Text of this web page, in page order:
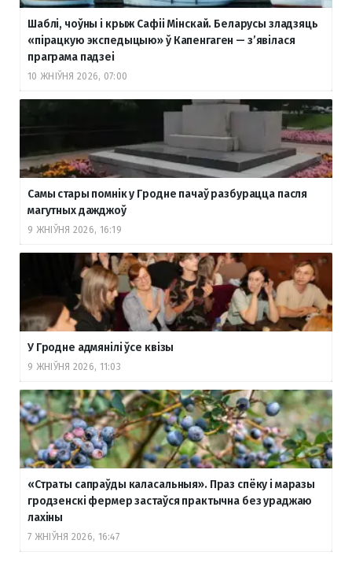
Шаблі, чоўны і крыж Сафіі Мінскай. Беларусы зладзяць
«пірацкую экспедыцыю» ў Капенгаген — з’явілася
праграма падзеі
10 ЖНІЎНЯ 2026, 07:00
Самы стары помнік у Гродне пачаў разбурацца пасля
магутных дажджоў
9 ЖНІЎНЯ 2026, 16:19
У Гродне адмянілі ўсе квізы
9 ЖНІЎНЯ 2026, 11:03
«Страты сапраўды каласальныя». Праз спёку і маразы
гродзенскі фермер застаўся практычна без ураджаю
лахіны
7 ЖНІЎНЯ 2026, 16:47